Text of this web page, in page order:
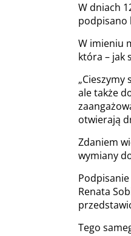
W dniach
podpisano
W imieniu
która – jak
ale także
otwierają
Zdaniem
wymiany
Renata
Tego